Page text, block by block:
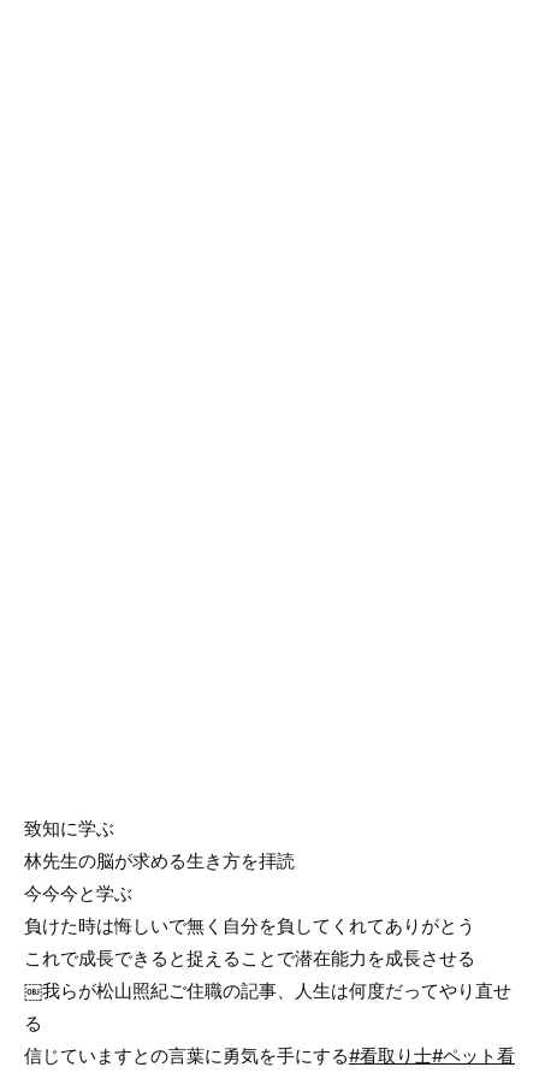
致知に学ぶ
林先生の脳が求める生き方を拝読
今今今と学ぶ
負けた時は悔しいで無く自分を負してくれてありがとう
これで成長できると捉えることで潜在能力を成長させる
￼我らが松山照紀ご住職の記事、人生は何度だってやり直せ
る
信じていますとの言葉に勇気を手にする#看取り士#ペット看